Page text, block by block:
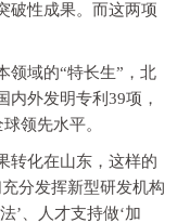
破性成果。而这两项
领域的“特长生”，北
外发明专利39项，
领先水平。
转化在山东，这样的
分发挥新型研发机构
’、人才支持做‘加